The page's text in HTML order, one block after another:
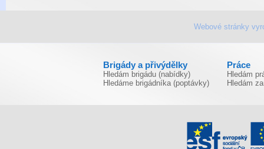
Webové stránky
Brigády a přivýdělky
Hledám brigádu (nabídky)
Hledáme brigádníka (poptávky)
Práce
Hledám
Hledám